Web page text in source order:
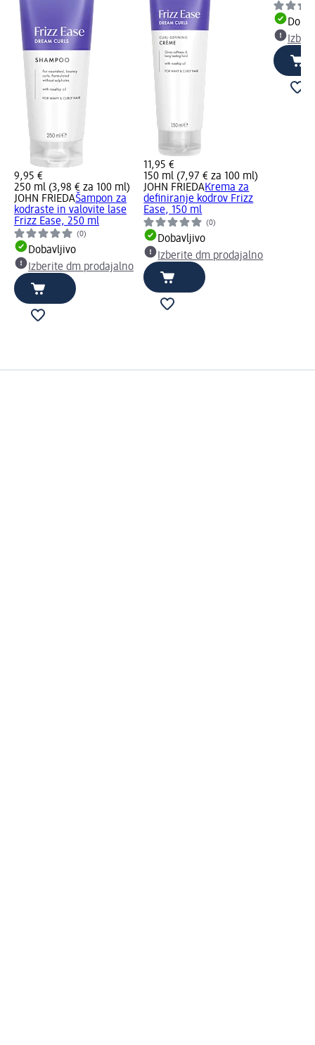
9,95 €
250 ml (3,98 € za 100 ml)
JOHN FRIEDAŠampon za
kodraste in valovite lase
Frizz Ease, 250 ml
(0)
Dobavljivo
Izberite dm prodajalno
11,95 €
150 ml (7,97 € za 100 ml)
JOHN FRIEDAKrema za
definiranje kodrov Frizz
Ease, 150 ml
(0)
Dobavljivo
Izberite dm prodajalno